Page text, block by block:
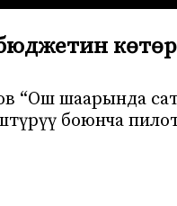
“Ош шаарында
боюнча